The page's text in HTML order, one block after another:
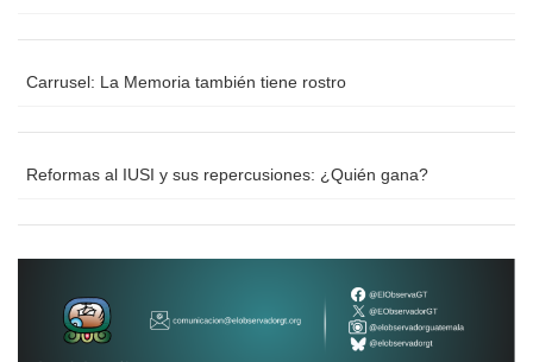
Carrusel: La Memoria también tiene rostro
Reformas al IUSI y sus repercusiones: ¿Quién gana?